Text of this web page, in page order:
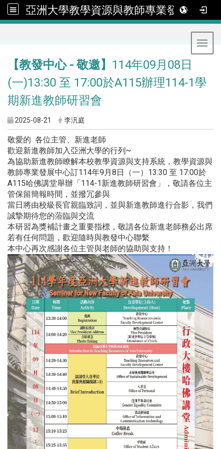
亞洲大學教學資源與教師專業發展中心
【教發中心 - 敬邀】 114年09月08日
(一)13:30 至 17:00於A115辦理114-1學
期新進教師研習會
2025-08-21 李汎庭
敬愛的 各位主管、新進老師
歡迎新進教師加入亞洲大學的行列~
為協助新進教師瞭解本校教學資源與支持系統，教學資源與
教師專業發展中心訂114年9月8日（一）13:30 至 17:00於
A115哈佛講堂舉辦「114-1新進教師研習會」，敬請各位主
管保留簡報時間，並撥冗參與
當日將由校級長官親臨致詞，並與新進教師進行合影，我們
誠摯期待您的蒞臨與交流
本研習為獎補計畫之重要指標，敬請各位新進老師務必出席
若有任何問題，歡迎隨時與教發中心聯繫
本中心再次感謝各位主管與老師的協助與支持！